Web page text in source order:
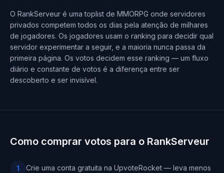
O RankServeur é uma toplist de MMORPG onde servidores
privados competem todos os dias pela atenção de milhares
de jogadores. Os jogadores usam o ranking para decidir qual
servidor experimentar a seguir, e a maioria nunca passa da
primeira página. Os votos decidem esse ranking — um fluxo
diário e constante de votos é a diferença entre ser
descoberto e ser invisível.
Como comprar votos para o RankServeur
1
Crie uma conta gratuita na UpvoteRocket — leva menos